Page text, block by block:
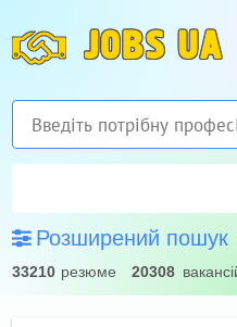
JOBS UA
Розширений пошук
33210 резюме 20308